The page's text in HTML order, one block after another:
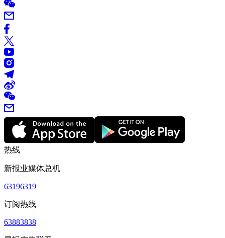
热线
新报业媒体总机
63196319
订阅热线
63883838